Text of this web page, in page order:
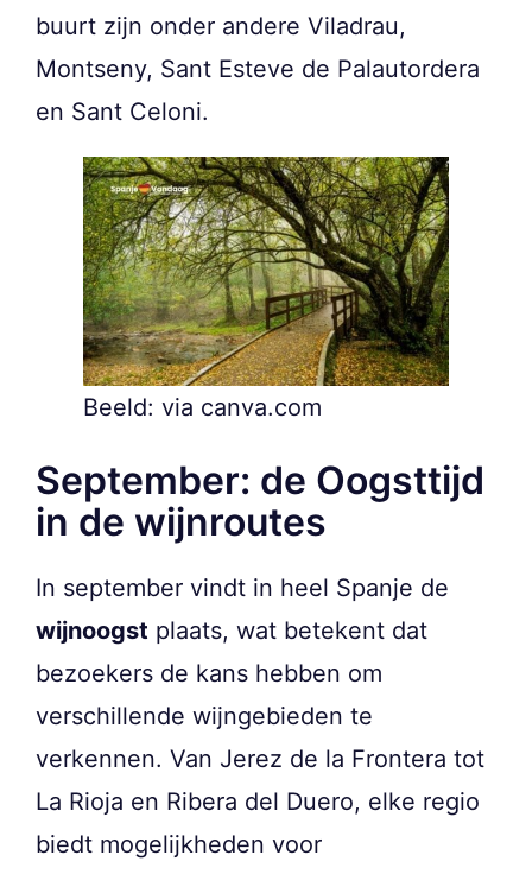
buurt zijn onder andere Viladrau,
Montseny, Sant Esteve de Palautordera
en Sant Celoni.
Beeld: via canva.com
September: de Oogsttijd
in de wijnroutes
In september vindt in heel Spanje de
wijnoogst plaats, wat betekent dat
bezoekers de kans hebben om
verschillende wijngebieden te
verkennen. Van Jerez de la Frontera tot
La Rioja en Ribera del Duero, elke regio
biedt mogelijkheden voor